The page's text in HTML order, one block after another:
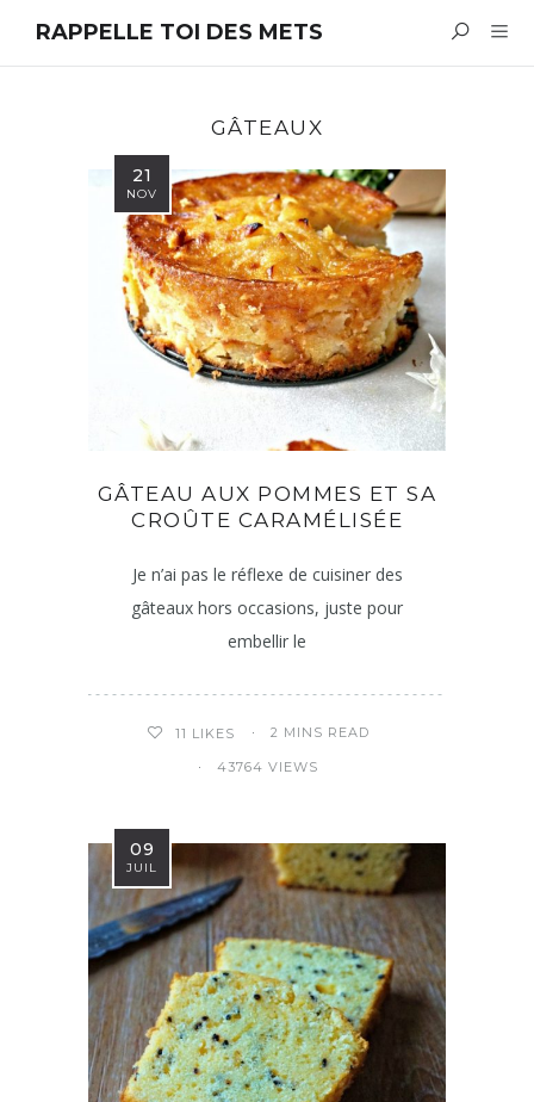
RAPPELLE TOI DES METS
GÂTEAUX
21
NOV
GÂTEAU AUX POMMES ET SA
CROÛTE CARAMÉLISÉE
Je n’ai pas le réflexe de cuisiner des
gâteaux hors occasions, juste pour
embellir le
11 LIKES 2 MINS READ
43764 VIEWS
09
JUIL